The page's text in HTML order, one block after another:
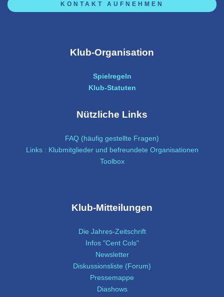
KONTAKT AUFNEHMEN
Klub-Organisation
Spielregeln
Klub-Statuten
Nützliche Links
FAQ (häufig gestellte Fragen)
Links : Klubmitglieder und befreundete Organisationen
Toolbox
Klub-Mitteilungen
Die Jahres-Zeitschrift
Infos "Cent Cols"
Newsletter
Diskussionsliste (Forum)
Pressemappe
Diashows